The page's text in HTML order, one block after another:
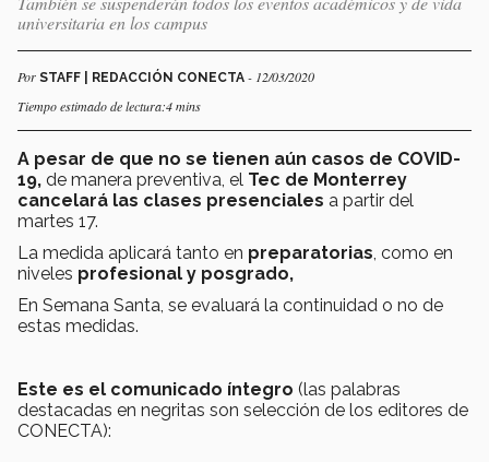
universitaria en los campus
Por STAFF | REDACCIÓN CONECTA - 12/03/2020
Tiempo estimado de lectura:4 mins
A pesar de que no se tienen aún casos de COVID-
19, de manera preventiva, el Tec de Monterrey
cancelará las clases presenciales a partir del
martes 17.
La medida aplicará tanto en preparatorias , como en
niveles profesional y posgrado,
En Semana Santa, se evaluará la continuidad o no de
estas medidas.
Este es el comunicado íntegro (las palabras
destacadas en negritas son selección de los editores de
CONECTA):